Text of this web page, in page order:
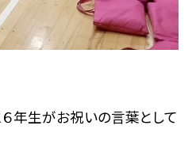
年生がお祝いの言葉として